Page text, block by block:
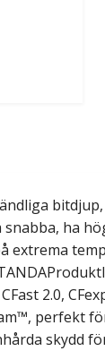
ha
extrema
2.0,
perfekt
skydd